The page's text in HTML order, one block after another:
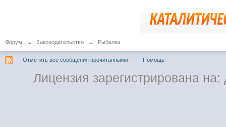
Форум → Законодательство → Рыбалка
Отметить все сообщения прочитанными Помощь
Лицензия зарегистрирована